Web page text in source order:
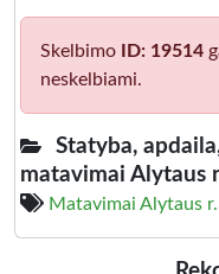
Skelbimo ID: 19514
neskelbiami.
Statyba,
matavimai Alytaus
Matavimai Alytaus r.